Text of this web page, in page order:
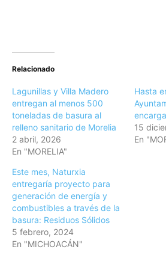
Relacionado
Lagunillas y Villa Madero
entregan al menos 500
toneladas de basura al
relleno sanitario de Morelia
2 abril, 2026
En "MORELIA"
Hasta
15
En
Este mes, Naturxia
entregaría proyecto para
generación de energía y
combustibles a través de la
basura: Residuos Sólidos
5 febrero, 2024
En "MICHOACÁN"